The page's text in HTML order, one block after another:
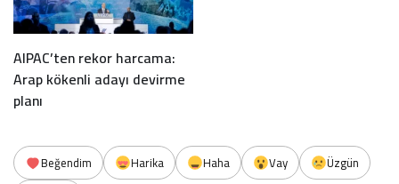
AIPAC’ten rekor harcama:
Arap kökenli adayı devirme
planı
Beğendim Harika Haha Vay
Üzgün